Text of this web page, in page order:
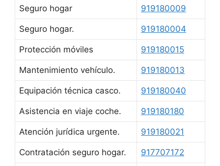
Seguro hogar 919180009
Seguro hogar. 919180004
Protección móviles 919180015
Mantenimiento vehículo. 919180013
Equipación técnica casco. 919180040
Asistencia en viaje coche. 919180180
Atención jurídica urgente. 919180021
Contratación seguro hogar. 917707172